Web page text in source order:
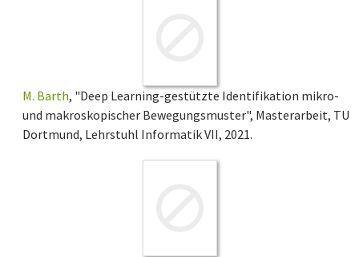
M. Barth, "Deep Learning-gestützte Identifikation mikro-
und makroskopischer Bewegungsmuster", Masterarbeit, TU
Dortmund, Lehrstuhl Informatik VII, 2021.